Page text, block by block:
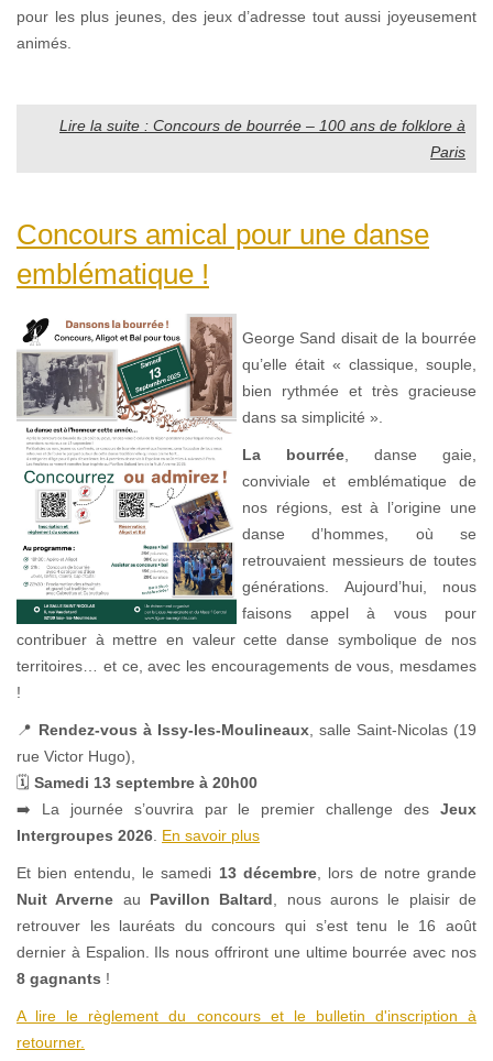
pour les plus jeunes, des jeux d’adresse tout aussi joyeusement
animés.
Lire la suite : Concours de bourrée – 100 ans de folklore à
Paris
Concours amical pour une danse
emblématique !
George Sand disait de la bourrée
qu’elle était « classique, souple,
bien rythmée et très gracieuse
dans sa simplicité ».
La bourrée , danse gaie,
conviviale et emblématique de
nos régions, est à l’origine une
danse d’hommes, où se
retrouvaient messieurs de toutes
générations. Aujourd’hui, nous
faisons appel à vous pour
contribuer à mettre en valeur cette danse symbolique de nos
territoires… et ce, avec les encouragements de vous, mesdames
!
📍 Rendez-vous à Issy-les-Moulineaux , salle Saint-Nicolas (19
rue Victor Hugo),
🗓 Samedi 13 septembre à 20h00
➡️ La journée s’ouvrira par le premier challenge des Jeux
Intergroupes 2026 En savoir plus
Et bien entendu, le samedi 13 décembre, lors de notre grande
Nuit Arverne au Pavillon Baltard , nous aurons le plaisir de
retrouver les lauréats du concours qui s’est tenu le 16 août
dernier à Espalion. Ils nous offriront une ultime bourrée avec nos
8 gagnants !
A lire le règlement du concours et le bulletin d'inscription à
retourner.